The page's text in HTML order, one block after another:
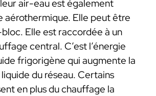
air-eau est également
aérothermique. Elle peut être
Elle est raccordée à un
central. C’est l’énergie
frigorigène qui augmente la
du réseau. Certains
en plus du chauffage la